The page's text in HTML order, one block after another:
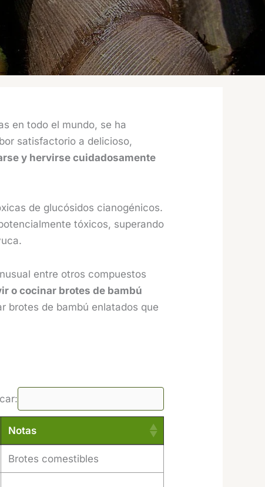
en todo el mundo, se ha
satisfactorio a delicioso,
y hervirse cuidadosamente
de glucósidos cianogénicos.
tóxicos, superando
entre otros compuestos
o cocinar brotes de bambú
brotes de bambú enlatados que
Notas
Notas
Brotes comestibles